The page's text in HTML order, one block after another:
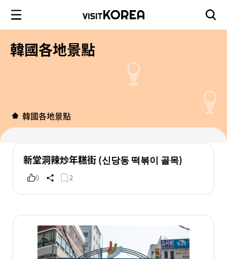
韓國各地景點
韓國各地景點
新堂洞辣炒年糕街 (신당동 떡볶이 골목)
0 2